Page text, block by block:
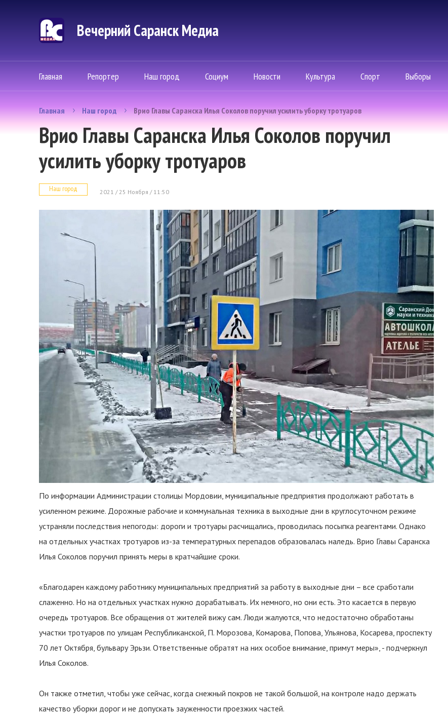
Вечерний Саранск Mедиа
Главная Репортер Наш город Социум Новости Культура Спорт Выборы
Главная Наш город Врио Главы Саранска Илья Соколов поручил усилить уборку тротуаров
Врио Главы Саранска Илья Соколов поручил
усилить уборку тротуаров
Наш город 2021 / 25 Ноября / 11:50
По информации Администрации столицы Мордовии, муниципальные предприятия продолжают работать в
усиленном режиме. Дорожные рабочие и коммунальная техника в выходные дни в круглосуточном режиме
устраняли последствия непогоды: дороги и тротуары расчищались, проводилась посыпка реагентами. Однако
на отдельных участках тротуаров из-за температурных перепадов образовалась наледь. Врио Главы Саранска
Илья Соколов поручил принять меры в кратчайшие сроки.
«Благодарен каждому работнику муниципальных предприятий за работу в выходные дни – все сработали
слаженно. Но на отдельных участках нужно дорабатывать. Их немного, но они есть. Это касается в первую
очередь тротуаров. Все обращения от жителей вижу сам. Люди жалуются, что недостаточно обработаны
участки тротуаров по улицам Республиканской, П. Морозова, Комарова, Попова, Ульянова, Косарева, проспекту
70 лет Октября, бульвару Эрьзи. Ответственные обратят на них особое внимание, примут меры», - подчеркнул
Илья Соколов.
Он также отметил, чтобы уже сейчас, когда снежный покров не такой большой, на контроле надо держать
качество уборки дорог и не допускать зауженности проезжих частей.